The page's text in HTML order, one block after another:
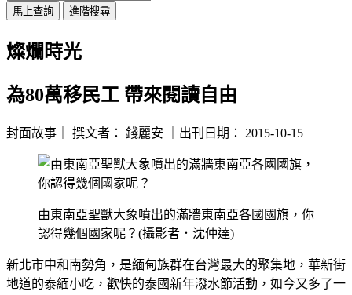
馬上查詢 進階搜尋
燦爛時光
為80萬移民工 帶來閱讀自由
封面故事｜ 撰文者： 錢麗安 ｜出刊日期： 2015-10-15
由東南亞聖獸大象噴出的滿牆東南亞各國國旗，你
認得幾個國家呢？(攝影者．沈仲達)
新北市中和南勢角，是緬甸族群在台灣最大的聚集地，華新街
地道的泰緬小吃，歡快的泰國新年潑水節活動，如今又多了一